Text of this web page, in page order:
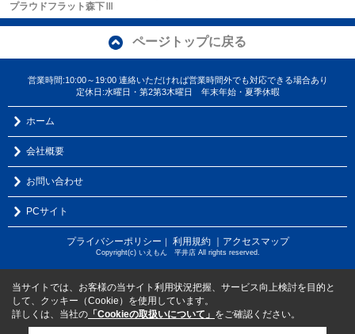
プラウドフラット森下Ⅲ
ページトップに戻る
営業時間:10:00～19:00 連絡いただければ営業時間外でも対応できる場合あり
定休日:水曜日・第2第3木曜日 年末年始・夏季休暇
ホーム
会社概要
お問い合わせ
PCサイト
プライバシーポリシー 利用規約 ｜アクセスマップ
Copyright(c) いえもん 平井店 All rights reserved.
当サイトでは、お客様の当サイト利用状況把握、サービス向上検討を目的と
して、クッキー（Cookie）を使用しています。
詳しくは、当社の 「Cookieの取扱いについて」 をご確認ください。